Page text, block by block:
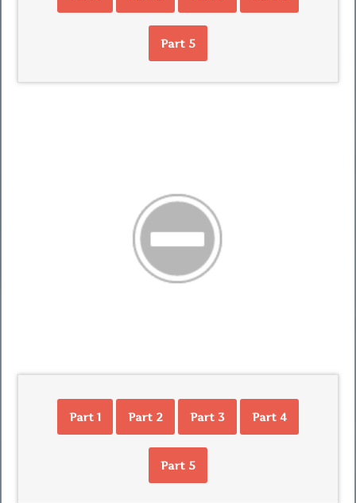
Part 5
Part 1 Part 2 Part 3 Part 4
Part 5